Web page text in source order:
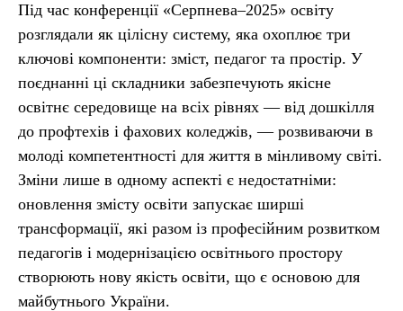
Під час конференції «Серпнева–2025» освіту
розглядали як цілісну систему, яка охоплює три
ключові компоненти: зміст, педагог та простір. У
поєднанні ці складники забезпечують якісне
освітнє середовище на всіх рівнях — від дошкілля
до профтехів і фахових коледжів, — розвиваючи в
молоді компетентності для життя в мінливому світі.
Зміни лише в одному аспекті є недостатніми:
оновлення змісту освіти запускає ширші
трансформації, які разом із професійним розвитком
педагогів і модернізацією освітнього простору
створюють нову якість освіти, що є основою для
майбутнього України.